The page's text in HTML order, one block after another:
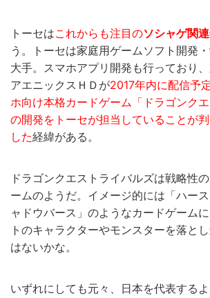
トーセはこれからも注目のソシャゲ関
う。トーセは家庭用ゲームソフト開発
大手。スマホアプリ開発も行っており
アエニックスＨＤが2017年内に配信予
ホ向け本格カードゲーム「ドラゴンクエ
の開発をトーセが担当していることが
した経緯がある。
ドラゴンクエストライバルズは戦略性
ームのようだ。イメージ的には「ハー
ャドウバース」のようなカードゲーム
トのキャラクターやモンスターを落と
はないかな。
いずれにしても元々、日本を代表する